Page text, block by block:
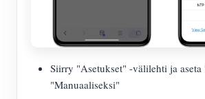
Siirry "Asetukset" -välilehti ja
"Manuaaliseksi"